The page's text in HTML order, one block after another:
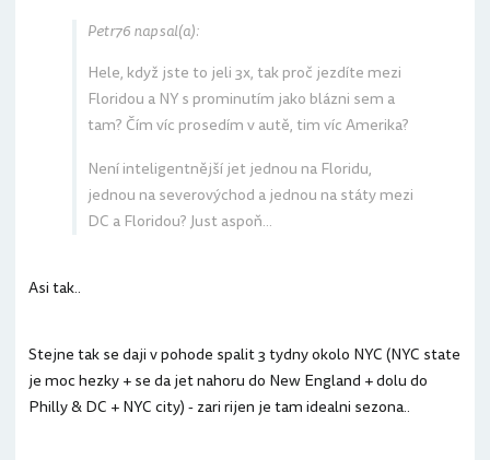
Petr76 napsal(a):
Hele, když jste to jeli 3x, tak proč jezdíte mezi
Floridou a NY s prominutím jako blázni sem a
tam? Čím víc prosedím v autě, tim víc Amerika?
Není inteligentnější jet jednou na Floridu,
jednou na severovýchod a jednou na státy mezi
DC a Floridou? Just aspoň...
Asi tak..
Stejne tak se daji v pohode spalit 3 tydny okolo NYC (NYC state
je moc hezky + se da jet nahoru do New England + dolu do
Philly & DC + NYC city) - zari rijen je tam idealni sezona..